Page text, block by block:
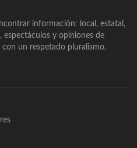
información: local, estatal,
espectáculos y opiniones de
un respetado pluralismo.